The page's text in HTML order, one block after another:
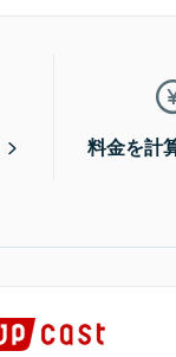
料金を計